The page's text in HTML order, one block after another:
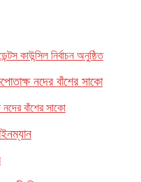
কাউন্সিল নির্বাচন অনুষ্ঠিত
বাঁশের সাকো